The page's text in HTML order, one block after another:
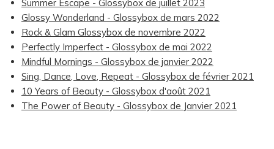
Summer Escape - Glossybox de juillet 2023
Glossy Wonderland - Glossybox de mars 2022
Rock & Glam Glossybox de novembre 2022
Perfectly Imperfect - Glossybox de mai 2022
Mindful Mornings - Glossybox de janvier 2022
Sing, Dance, Love, Repeat - Glossybox de février 2021
10 Years of Beauty - Glossybox d'août 2021
The Power of Beauty - Glossybox de Janvier 2021